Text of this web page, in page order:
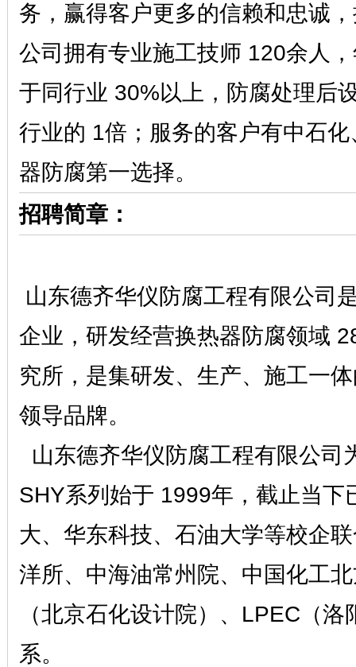
务，赢得客户更多的信赖和忠诚
公司拥有专业施工技师 120余人
于同行业 30%以上，防腐处理后
行业的 1倍；服务的客户有中石
器防腐第一选择。
招聘简章：
山东德齐华仪防腐工程有限公司
企业，研发经营换热器防腐领域
究所，是集研发、生产、施工一
领导品牌。
山东德齐华仪防腐工程有限公司
SHY系列始于 1999年，截止当
大、华东科技、石油大学等校企
洋所、中海油常州院、中国化工
（北京石化设计院）、LPEC（
系。